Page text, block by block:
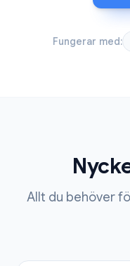
Fungerar med:
Allt du behöver